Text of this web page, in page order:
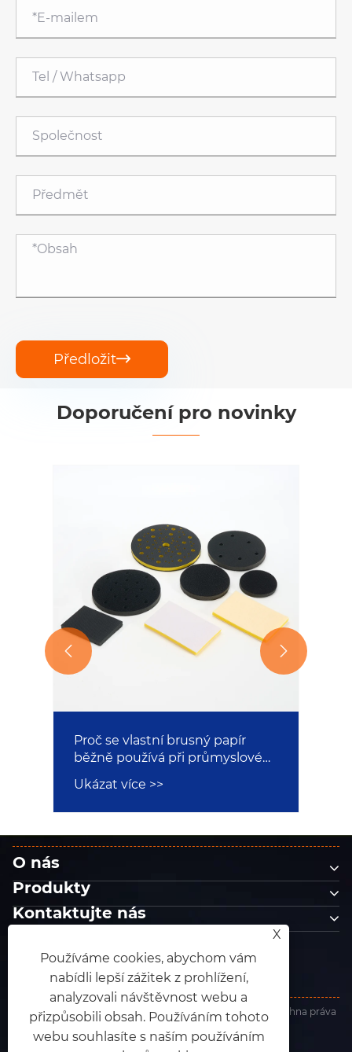
Předložit
Doporučení pro novinky
Proč se vlastní brusný papír
běžně používá při průmyslovém
kvality
Ukázat více >>
 
O nás
Produkty
Kontaktujte nás
Copyright © 2025 Dongguan King Abrasives Co., Ltd. Všechna práva
vyhrazena. Links | Sitemap | RSS | XML
Zásady ochrany osobních údajů
X
Používáme cookies, abychom vám
nabídli lepší zážitek z prohlížení,
analyzovali návštěvnost webu a
přizpůsobili obsah. Používáním tohoto
webu souhlasíte s naším používáním